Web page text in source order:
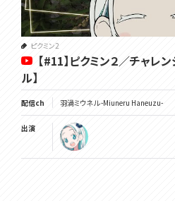
Illust✿https://twitter.com/chie_rico
Live2D✿https://twitter.com/
･･･････････････････････････････
ピクミン2
【#11】ピクミン２／チャレ
ル】
配信ch 羽渦ミウネル -Miuneru Haneuzu-
出演